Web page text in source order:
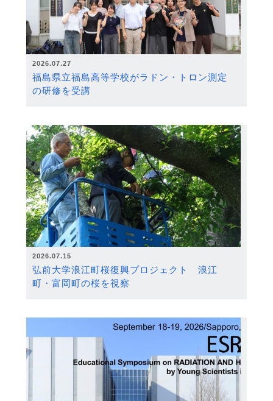
2026.07.27
福島県立福島高等学校がラドン・トロン測定
の研修を受講
2026.07.15
弘前大学浪江町桜復興プロジェクト 浪江
町・富岡町の桜を視察